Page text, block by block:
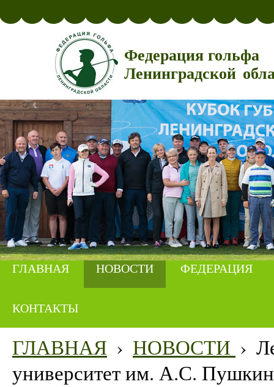
Федерация гольфа
Ленинградской
ГЛАВНАЯ НОВОСТИ ФЕДЕРАЦИЯ
КОНТАКТЫ
ГЛАВНАЯ › НОВОСТИ ›
университет им. А.С.